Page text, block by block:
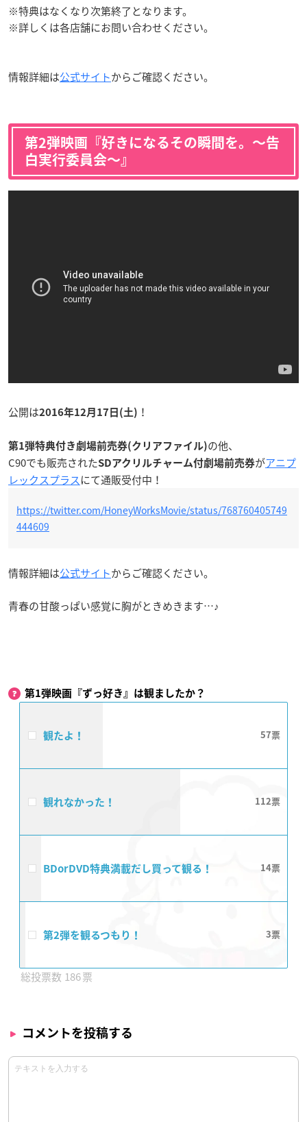
※特典はなくなり次第終了となります。
※詳しくは各店舗にお問い合わせください。
情報詳細は公式サイトからご確認ください。
第2弾映画『好きになるその瞬間を。〜告
白実行委員会〜』
公開は2016年12月17日(土) ！
第1弾特典付き劇場前売券(クリアファイル)の他、
C90でも販売されたSDアクリルチャーム付劇場前売券がアニプ
レックスプラスにて通販受付中！
https://twitter.com/HoneyWorksMovie/status/768760405749
444609
情報詳細は公式サイトからご確認ください。
青春の甘酸っぱい感覚に胸がときめきます…♪
第1弾映画『ずっ好き』は観ましたか？
観たよ！ 57
観れなかった！ 112
BDorDVD特典満載だし買って観る！ 14
第2弾を観るつもり！ 3
186
コメントを投稿する